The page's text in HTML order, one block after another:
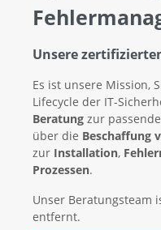
Unsere
Es ist unsere Mission,
Lifecycle der IT-
Beratung zur
über die Beschaffung
zur Installation,
Prozessen.
Unser Beratungsteam
entfernt.